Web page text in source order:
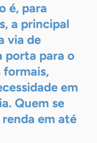
é, para
a principal
via de
porta para o
formais,
em
Quem se
em até